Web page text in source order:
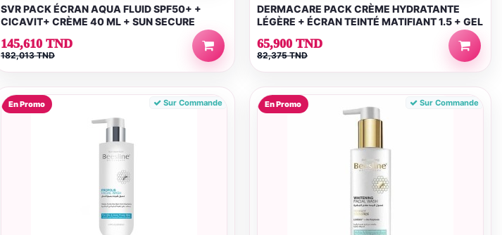
SVR PACK ÉCRAN AQUA FLUID SPF50+ +
CICAVIT+ CRÈME 40 ML + SUN SECURE
145,610 TND
182,013 TND
DERMACARE PACK CRÈME HYDRATANTE
LÉGÈRE + ÉCRAN TEINTÉ MATIFIANT 1.5 + GEL
65,900 TND
82,375 TND
En Promo Sur Commande En Promo Sur Commande